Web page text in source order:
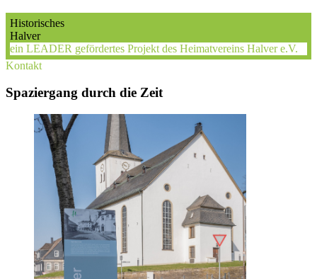
Historisches
Halver
ein LEADER gefördertes Projekt des Heimatvereins Halver e.V.
Kontakt
Spaziergang durch die Zeit